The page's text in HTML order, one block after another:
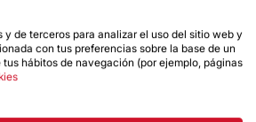
y de terceros para analizar el uso del sitio web y
con tus preferencias sobre la base de un
hábitos de navegación (por ejemplo, páginas